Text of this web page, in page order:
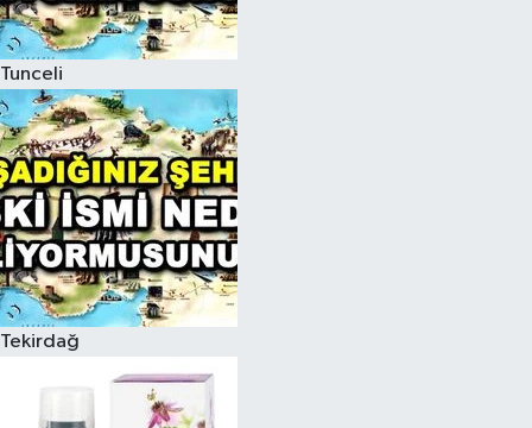
Tunceli
Tekirdağ